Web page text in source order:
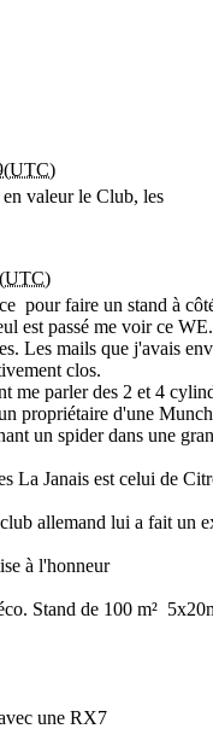
valeur le Club, les
pour faire un stand à
est passé me voir ce
Les mails que j'avais
clos.
me parler des 2 et 4
propriétaire d'une
un spider dans une
La Janais est celui de
allemand lui a fait un
à l'honneur
Stand de 100 m²
une RX7